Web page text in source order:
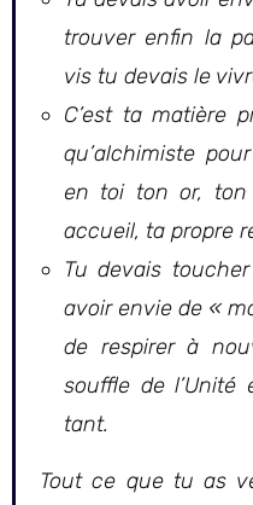
trouver enfin la
vis tu devais le
C’est ta matière
qu’alchimiste
en toi ton or, ton
accueil, ta propre
Tu devais
avoir envie de «
de respirer à
souffle de
tant.
Tout ce que tu as